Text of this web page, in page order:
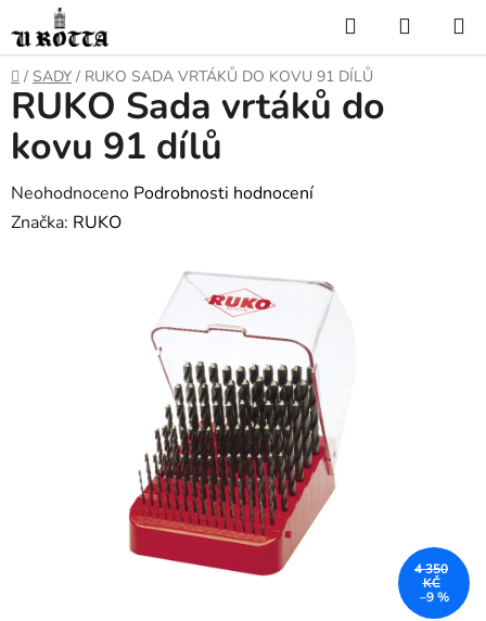
na
obsah
Hledat
KOŠÍK
DOMŮ
/ SADY / RUKO SADA VRTÁKŮ DO KOVU 91 DÍLŮ
RUKO Sada vrtáků do
kovu 91 dílů
Průměrné
hodnocení
Neohodnoceno Podrobnosti hodnocení
Značka: RUKO
4 350
KČ
–9 %